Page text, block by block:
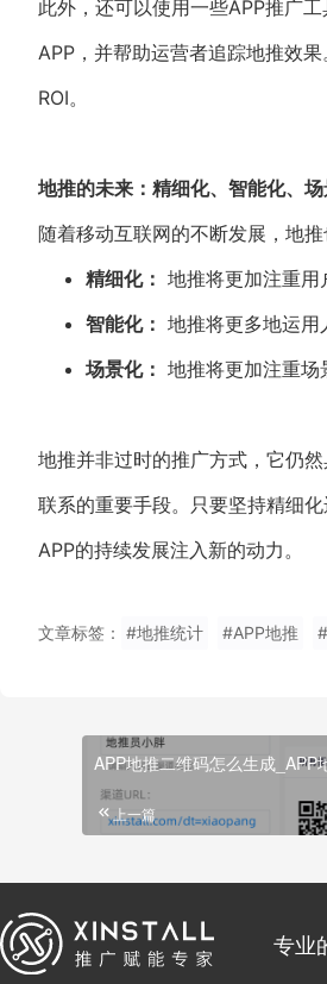
此外，还可以使用一些APP推广
APP，并帮助运营者追踪地推效
ROI。
地推的未来：精细化、智能化、
随着移动互联网的不断发展，地
精细化： 地推将更加注重
智能化： 地推将更多地运
场景化： 地推将更加注重场
地推并非过时的推广方式，它仍
联系的重要手段。只要坚持精细
APP的持续发展注入新的动力。
文章标签： #地推统计 #APP地推
APP地推二维码怎么生成_APP
上一篇
专业